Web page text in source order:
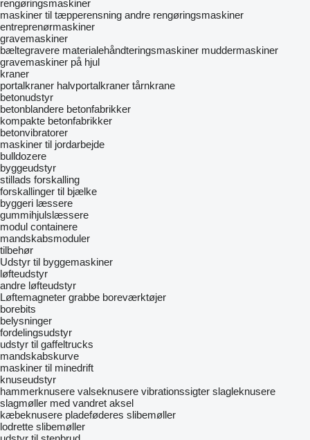
rengøringsmaskiner
maskiner til tæpperensning andre rengøringsmaskiner
entreprenørmaskiner
gravemaskiner
bæltegravere materialehåndteringsmaskiner muddermaskiner
gravemaskiner på hjul
kraner
portalkraner halvportalkraner tårnkrane
betonudstyr
betonblandere betonfabrikker
kompakte betonfabrikker
betonvibratorer
maskiner til jordarbejde
bulldozere
byggeudstyr
stillads forskalling
forskallinger til bjælke
byggeri læssere
gummihjulslæssere
modul containere
mandskabsmoduler
tilbehør
Udstyr til byggemaskiner
løfteudstyr
andre løfteudstyr
Løftemagneter grabbe boreværktøjer
borebits
belysninger
fordelingsudstyr
udstyr til gaffeltrucks
mandskabskurve
maskiner til minedrift
knuseudstyr
hammerknusere valseknusere vibrationssigter slagleknusere
slagmøller med vandret aksel
kæbeknusere pladeføderes slibemøller
lodrette slibemøller